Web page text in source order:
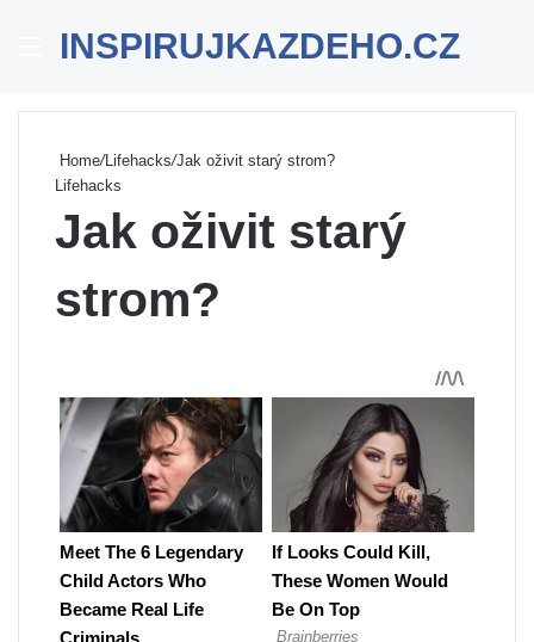
Menu
INSPIRUJKAZDEHO.CZ
Home/Lifehacks/Jak oživit starý strom?
Lifehacks
Jak oživit starý
strom?